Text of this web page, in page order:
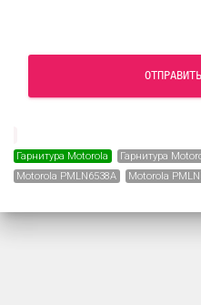
Гарнитура Motorola Гарнитура
Motorola PMLN6538A
Motorola